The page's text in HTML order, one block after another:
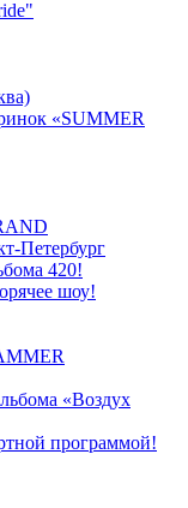
«SUMMER
Петербург
420!
шоу!
«Воздух
программой!